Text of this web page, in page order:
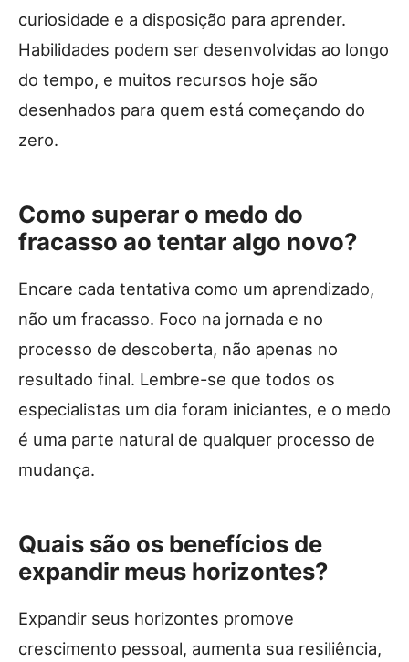
curiosidade e a disposição para aprender.
Habilidades podem ser desenvolvidas ao longo
do tempo, e muitos recursos hoje são
desenhados para quem está começando do
zero.
Como superar o medo do
fracasso ao tentar algo novo?
Encare cada tentativa como um aprendizado,
não um fracasso. Foco na jornada e no
processo de descoberta, não apenas no
resultado final. Lembre-se que todos os
especialistas um dia foram iniciantes, e o medo
é uma parte natural de qualquer processo de
mudança.
Quais são os benefícios de
expandir meus horizontes?
Expandir seus horizontes promove
crescimento pessoal, aumenta sua resiliência,